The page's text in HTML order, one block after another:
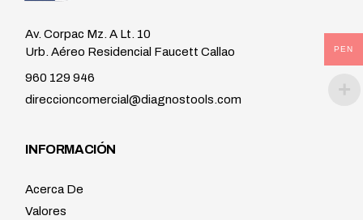
Av. Corpac Mz. A Lt. 10
Urb. Aéreo Residencial Faucett Callao
960 129 946
direccioncomercial@diagnostools.com
INFORMACIÓN
Acerca De
Valores
PEN